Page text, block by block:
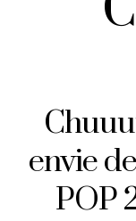
envie
POP